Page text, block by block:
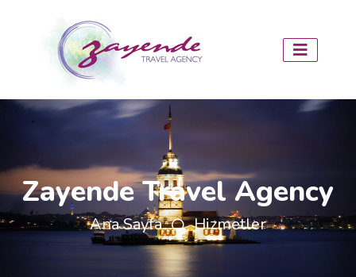
Zayende Travel Agency
Ana Sayfa Hizmetler